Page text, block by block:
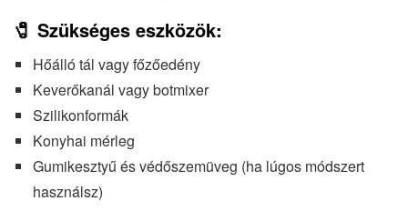
🧷 Szükséges eszközök:
Hőálló tál vagy főzőedény
Keverőkanál vagy botmixer
Szilikonformák
Konyhai mérleg
Gumikesztyű és védőszemüveg (ha lúgos módszert
használsz)